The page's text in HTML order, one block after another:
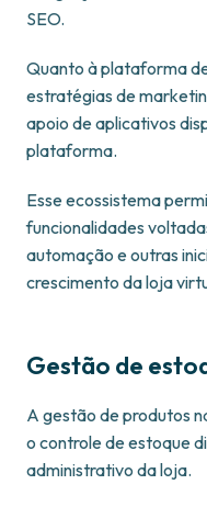
SEO.
Quanto à plataforma
estratégias de
apoio de aplicativos
plataforma.
Esse ecossistema
funcionalidades
automação e outras
crescimento da loja
Gestão de
A gestão de produtos
o controle de estoque
administrativo da loja.